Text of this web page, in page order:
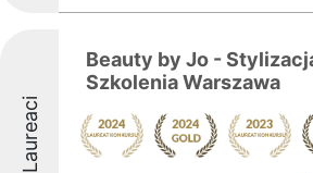
Laureaci
Beauty by Jo -
Szkolenia Warszawa